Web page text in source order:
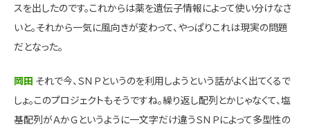
スを出したのです。これからは薬を遺伝子情報によって使い分けなさ
いと。それから一気に風向きが変わって、やっぱりこれは現実の問題
だとなった。
岡田 それで今、ＳＮＰというのを利用しようという話がよく出てくるで
しょ。このプロジェクトもそうですね。繰り返し配列とかじゃなくて、塩
基配列がＡかＧというように一文字だけ違うＳＮＰによって多型性の